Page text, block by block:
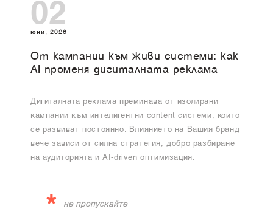
02
юни, 2026
От кампании към живи системи: как
AI променя дигиталната реклама
Дигиталната реклама преминава от изолирани
кампании към интелигентни content системи, които
се развиват постоянно. Влиянието на Вашия бранд
вече зависи от силна стратегия, добро разбиране
на аудиторията и AI-driven оптимизация.
не пропускайте